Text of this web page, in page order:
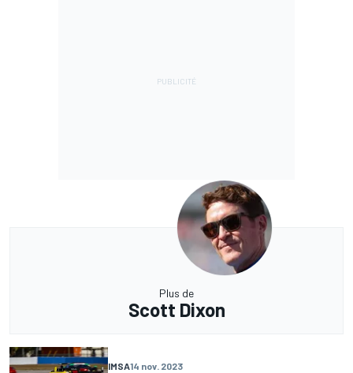
Plus de
Scott Dixon
IMSA14 nov. 2023